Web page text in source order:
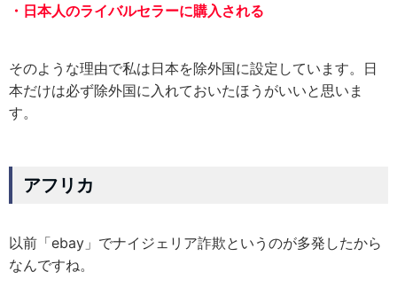
・日本人のライバルセラーに購入される
そのような理由で私は日本を除外国に設定しています。日
本だけは必ず除外国に入れておいたほうがいいと思いま
す。
アフリカ
以前「ebay」でナイジェリア詐欺というのが多発したから
なんですね。